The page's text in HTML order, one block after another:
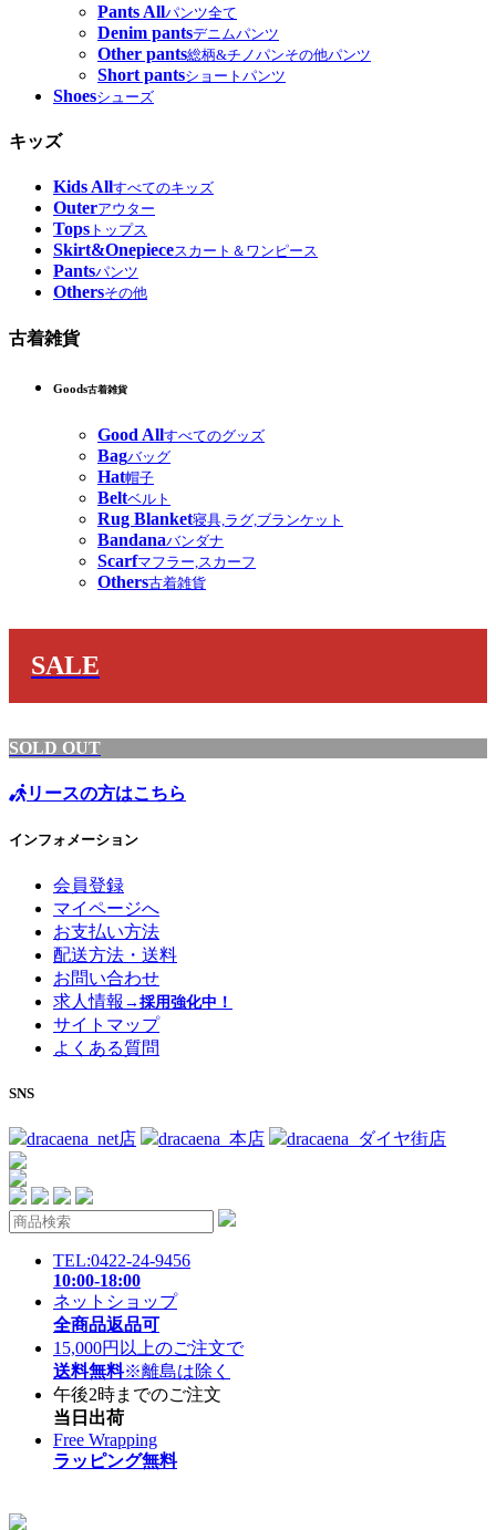
Pants Allパンツ全て
Denim pantsデニムパンツ
Other pants総柄&チノパンその他パンツ
Short pantsショートパンツ
Shoesシューズ
キッズ
Kids Allすべてのキッズ
Outerアウター
Tops トップス
Skirt&Onepieceスカート＆ワンピース
Pantsパンツ
Othersその他
古着雑貨
Goods古着雑貨
Good Allすべてのグッズ
Bagバッグ
Hat帽子
Beltベルト
Rug Blanket寝具,ラグ,ブランケット
Bandanaバンダナ
Scarfマフラー,スカーフ
Others古着雑貨
SALE
SOLD OUT
リースの方はこちら
インフォメーション
会員登録
マイページへ
お支払い方法
配送方法・送料
お問い合わせ
求人情報 →採用強化中！
サイトマップ
よくある質問
SNS
dracaena_net店 dracaena_本店 dracaena_ダイヤ街店
TEL:0422-24-9456
10:00-18:00
ネットショップ
全商品返品可
15,000円以上のご注文で
送料無料※離島は除く
午後2時までのご注文
当日出荷
Free Wrapping
ラッピング無料